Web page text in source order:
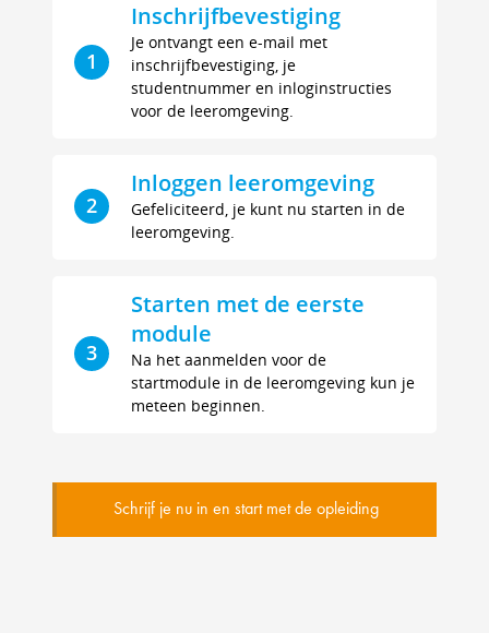
1
Inschrijfbevestiging
Je ontvangt een e-mail met
inschrijfbevestiging, je
studentnummer en inloginstructies
voor de leeromgeving.
2
Inloggen leeromgeving
Gefeliciteerd, je kunt nu starten in de
leeromgeving.
3
Starten met de eerste
module
Na het aanmelden voor de
startmodule in de leeromgeving kun je
meteen beginnen.
Schrijf je nu in en start met de opleiding